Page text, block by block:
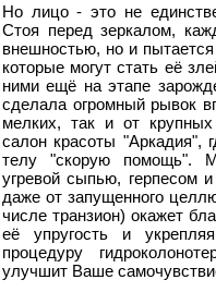
Но лицо - это не
Стоя перед зеркалом,
внешностью, но и
которые могут стать её
ними ещё на этапе
сделала огромный рывок
мелких, так и от крупных
салон красоты "Аркадия",
телу "скорую помощь".
угревой сыпью, герпесом
даже от запущенного
числе транзион) окажет
её упругость и
процедуру
улучшит Ваше
-однокомнатные,двухкомнатные